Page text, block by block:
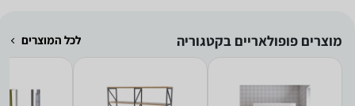
מוצרים פופולאריים בקטגוריה לכל המוצרים